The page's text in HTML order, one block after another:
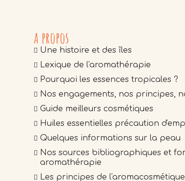
a propos
Une histoire et des îles
Lexique de l'aromathérapie
Pourquoi les essences tropicales ?
Nos engagements, nos principes,
Guide meilleurs cosmétiques
Huiles essentielles précaution
Quelques informations sur la peau
Nos sources bibliographiques et
aromathérapie
Les principes de l'aromacosmétique